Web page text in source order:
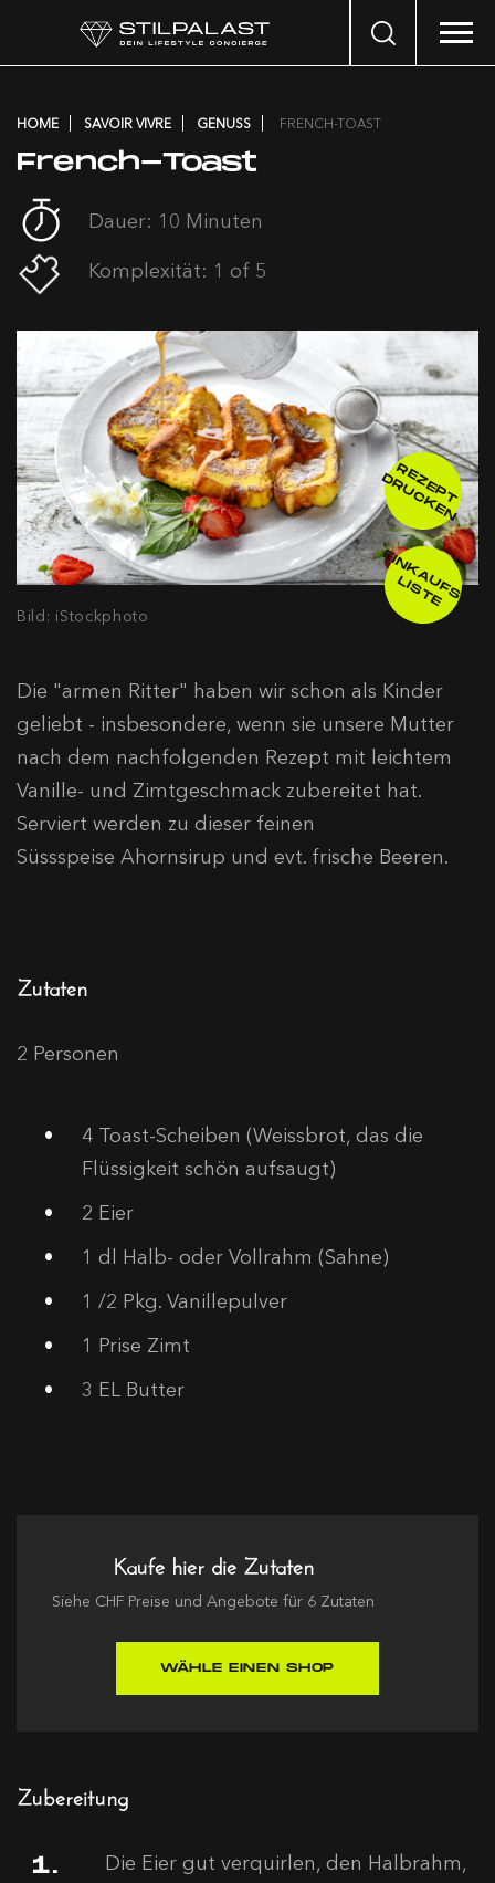
Search
HOME SAVOIR VIVRE GENUSS FRENCH-TOAST
French-Toast
Dauer: 10 Minuten
Komplexität: 1 of 5
Bild: iStockphoto
R
E
Z
E
P
T
D
R
U
C
K
E
N
E
IN
K
A
U
F
S
-
L
IS
T
E
Die "armen Ritter" haben wir schon als Kinder
geliebt - insbesondere, wenn sie unsere Mutter
nach dem nachfolgenden Rezept mit leichtem
Vanille- und Zimtgeschmack zubereitet hat.
Serviert werden zu dieser feinen
Süssspeise Ahornsirup und evt. frische Beeren.
Zutaten
2 Personen
4 Toast-Scheiben (Weissbrot, das die
Flüssigkeit schön aufsaugt)
2 Eier
1 dl Halb- oder Vollrahm (Sahne)
1 /2 Pkg. Vanillepulver
1 Prise Zimt
3 EL Butter
Kaufe hier die Zutaten
Siehe CHF Preise und Angebote für 6 Zutaten
WÄHLE EINEN SHOP
Zubereitung
Die Eier gut verquirlen, den Halbrahm,